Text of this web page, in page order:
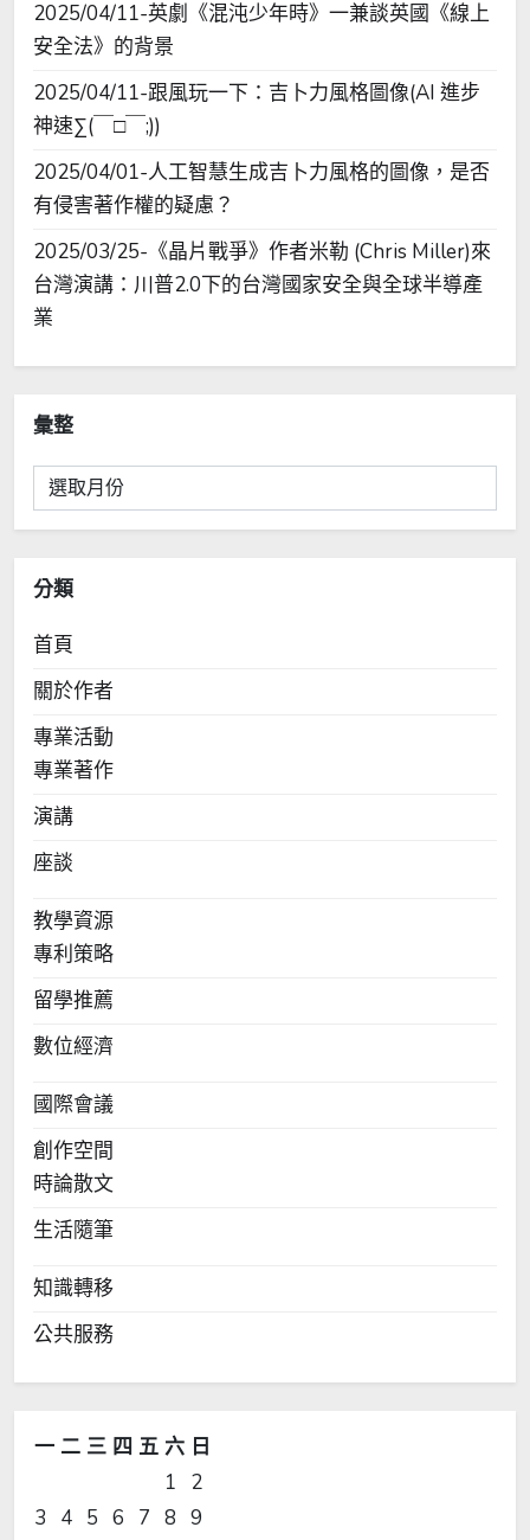
2025/04/11-英劇《混沌少年時》一兼談英國《線上
安全法》的背景
2025/04/11-跟風玩一下：吉卜力風格圖像(AI 進步
神速∑(￣□￣;))
2025/04/01-人工智慧生成吉卜力風格的圖像，是否
有侵害著作權的疑慮？
2025/03/25-《晶片戰爭》作者米勒 (Chris Miller)來
台灣演講：川普2.0下的台灣國家安全與全球半導產
業
彙整
彙
整
分類
首頁
關於作者
專業活動
專業著作
演講
座談
教學資源
專利策略
留學推薦
數位經濟
國際會議
創作空間
時論散文
生活隨筆
知識轉移
公共服務
一 二 三 四 五 六 日
1
2
3
4 5 6 7 8 9